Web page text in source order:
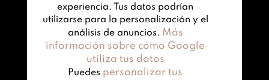
experiencia. Tus datos podrían
utilizarse para la personalización y el
análisis de anuncios. Más
información sobre cómo Google
utiliza tus datos
Puedes personalizar tus